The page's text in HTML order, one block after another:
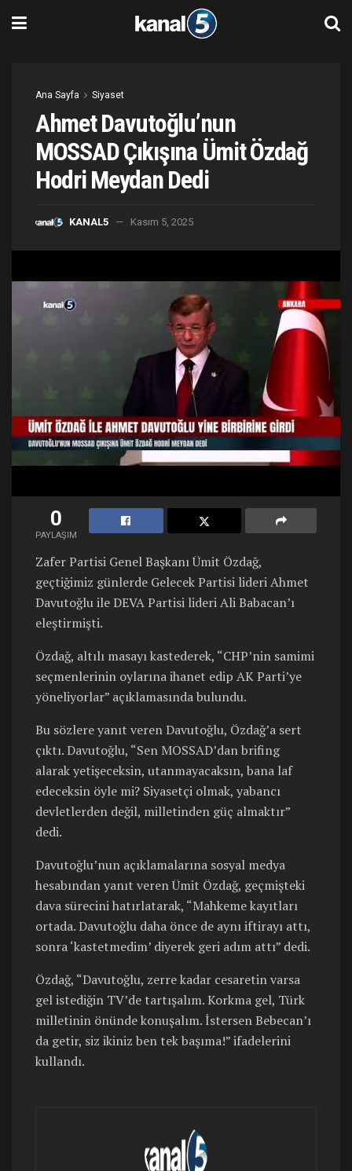
Ana Sayfa Siyaset
Ahmet Davutoğlu’nun
MOSSAD Çıkışına Ümit Özdağ
Hodri Meydan Dedi
KANAL5 Kasım 5, 2025
0
PAYLAŞIM
Zafer Partisi Genel Başkanı Ümit Özdağ,
geçtiğimiz günlerde Gelecek Partisi lideri Ahmet
Davutoğlu ile DEVA Partisi lideri Ali Babacan’ı
eleştirmişti.
Özdağ, altılı masayı kastederek, “CHP’nin samimi
seçmenlerinin oylarına ihanet edip AK Parti’ye
yöneliyorlar” açıklamasında bulundu.
Bu sözlere yanıt veren Davutoğlu, Özdağ’a sert
çıktı. Davutoğlu, “Sen MOSSAD’dan brifing
alarak yetişeceksin, utanmayacaksın, bana laf
edeceksin öyle mi? Siyasetçi olmak, yabancı
devletlerden değil, milletinden güç almaktır”
dedi.
Davutoğlu’nun açıklamalarına sosyal medya
hesabından yanıt veren Ümit Özdağ, geçmişteki
dava sürecini hatırlatarak, “Mahkeme kayıtları
ortada. Davutoğlu daha önce de aynı iftirayı attı,
sonra ‘kastetmedim’ diyerek geri adım attı” dedi.
Özdağ, “Davutoğlu, zerre kadar cesaretin varsa
gel istediğin TV’de tartışalım. Korkma gel, Türk
milletinin önünde konuşalım. İstersen Bebecan’ı
da getir, siz ikiniz ben tek başıma!” ifadelerini
kullandı.